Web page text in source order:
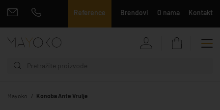
Reference Brendovi O nama Kontakt
Mayoko Konoba Ante Vrulje